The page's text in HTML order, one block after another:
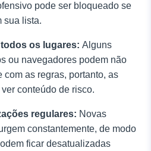
pode ser bloqueado se
sua lista.
os lugares: Alguns
ou navegadores podem não
com as regras, portanto, as
conteúdo de risco.
regulares: Novas
constantemente, de modo
ficar desatualizadas